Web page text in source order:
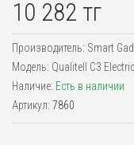
10 282 тг
Производитель: Smart
Модель: Qualitell C3
Наличие: Есть в наличии
Артикул: 7860